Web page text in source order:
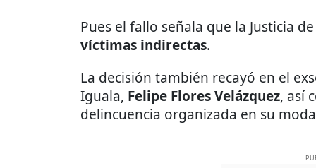
Pues el fallo señala que la Justicia
víctimas indirectas.
La decisión también recayó en el
Iguala, Felipe Flores Velázquez, así
delincuencia organizada en su